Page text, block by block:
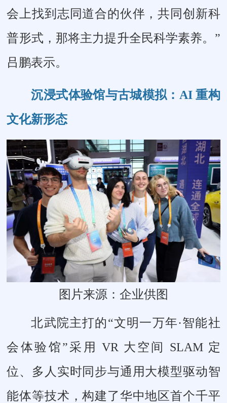
会上找到志同道合的伙伴，共同创新科
普形式，那将主力提升全民科学素养。”
吕鹏表示。
沉浸式体验馆与古城模拟：AI 重构
文化新形态
图片来源：企业供图
北武院主打的“文明一万年·智能社
会体验馆”采用 VR 大空间 SLAM 定
位、多人实时同步与通用大模型驱动智
能体等技术，构建了华中地区首个千平